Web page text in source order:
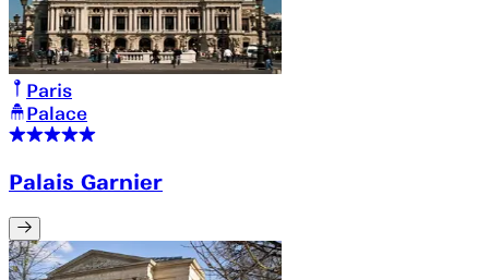
Paris
Palace
Palais Garnier